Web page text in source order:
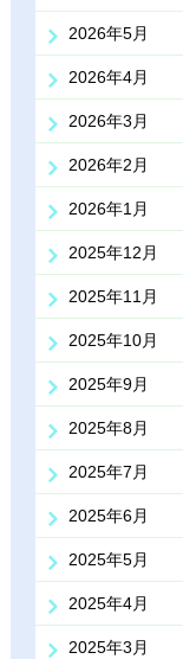
2026年5月
2026年4月
2026年3月
2026年2月
2026年1月
2025年12月
2025年11月
2025年10月
2025年9月
2025年8月
2025年7月
2025年6月
2025年5月
2025年4月
2025年3月